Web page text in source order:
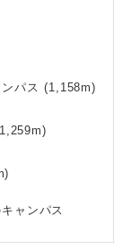
パス (1,158m)
1,259m)
ャンパス